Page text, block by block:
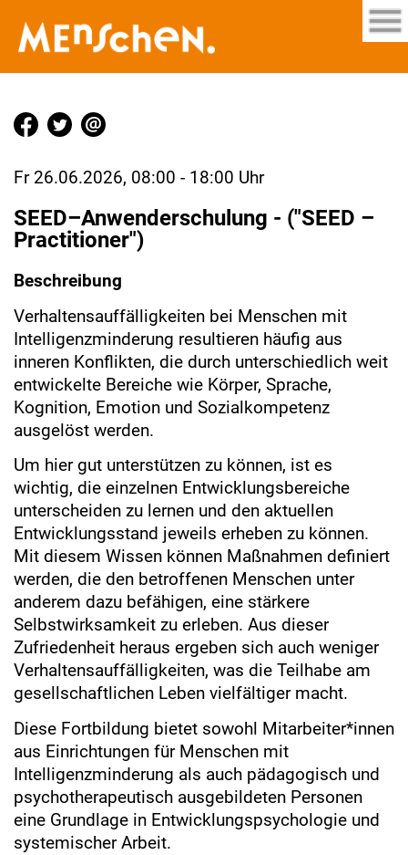
Fr 26.06.2026, 08:00 - 18:00 Uhr
SEED–Anwenderschulung - ("SEED –
Practitioner")
Beschreibung
Verhaltensauffälligkeiten bei Menschen mit
Intelligenzminderung resultieren häufig aus
inneren Konflikten, die durch unterschiedlich weit
entwickelte Bereiche wie Körper, Sprache,
Kognition, Emotion und Sozialkompetenz
ausgelöst werden.
Um hier gut unterstützen zu können, ist es
wichtig, die einzelnen Entwicklungsbereiche
unterscheiden zu lernen und den aktuellen
Entwicklungsstand jeweils erheben zu können.
Mit diesem Wissen können Maßnahmen definiert
werden, die den betroffenen Menschen unter
anderem dazu befähigen, eine stärkere
Selbstwirksamkeit zu erleben. Aus dieser
Zufriedenheit heraus ergeben sich auch weniger
Verhaltensauffälligkeiten, was die Teilhabe am
gesellschaftlichen Leben vielfältiger macht.
Diese Fortbildung bietet sowohl Mitarbeiter*innen
aus Einrichtungen für Menschen mit
Intelligenzminderung als auch pädagogisch und
psychotherapeutisch ausgebildeten Personen
eine Grundlage in Entwicklungspsychologie und
systemischer Arbeit.